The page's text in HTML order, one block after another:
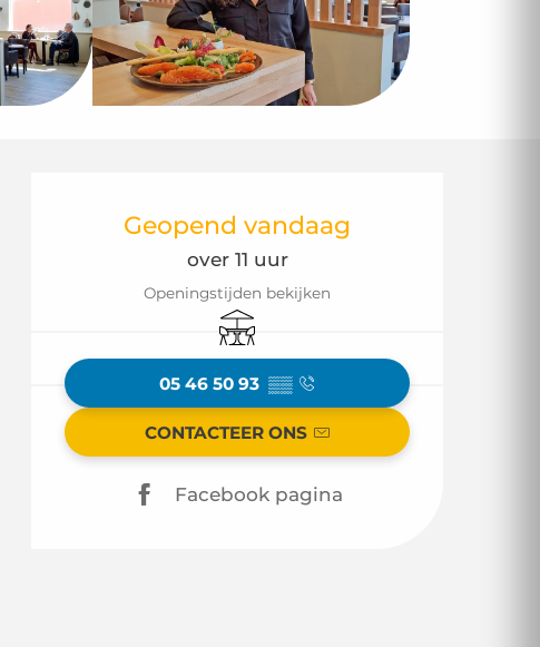
Openingstijden
Geopend vandaag
over 11 uur
Openingstijden bekijken
Terras
05 46 50 93 ▒▒
CONTACTEER ONS
Facebook pagina